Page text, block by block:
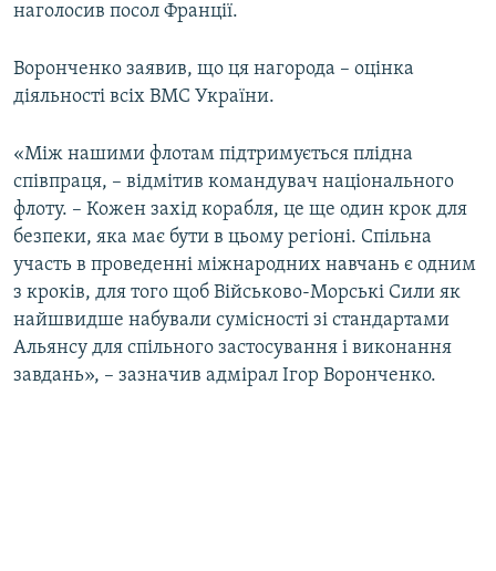
наголосив посол Франції.
Воронченко заявив, що ця нагорода – оцінка
діяльності всіх ВМС України.
«Між нашими флотам підтримується плідна
співпраця, – відмітив командувач національного
флоту. – Кожен захід корабля, це ще один крок для
безпеки, яка має бути в цьому регіоні. Спільна
участь в проведенні міжнародних навчань є одним
з кроків, для того щоб Військово-Морські Сили як
найшвидше набували сумісності зі стандартами
Альянсу для спільного застосування і виконання
завдань», – зазначив адмірал Ігор Воронченко.